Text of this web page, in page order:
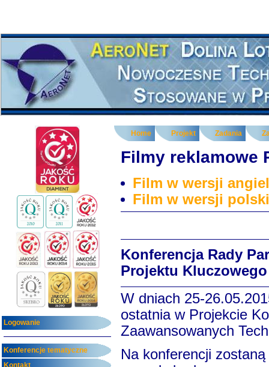
Logowanie
Konferencje tematyczne
Kontakt
Home Projekt Zadania
Filmy reklamowe
Film w wersji
Film w wersji
Konferencja Rady
Projektu Kluczowego
W dniach 25-
ostatnia w Projekcie
Zaawansowanych
Na konferencji